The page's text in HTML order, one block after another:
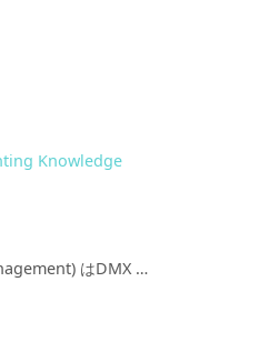
Knowledge
はDMX …